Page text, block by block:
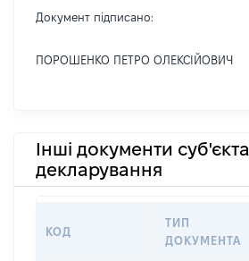
Документ підписано:
ПОРОШЕНКО ПЕТРО ОЛЕКСІЙОВИЧ
Інші документи суб'єкта
декларування
КОД
ТИП
ДОКУМЕНТА